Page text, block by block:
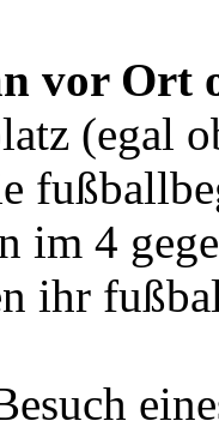
vor Ort
(egal
im 4
ihr